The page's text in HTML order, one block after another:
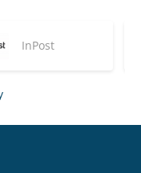
InPost